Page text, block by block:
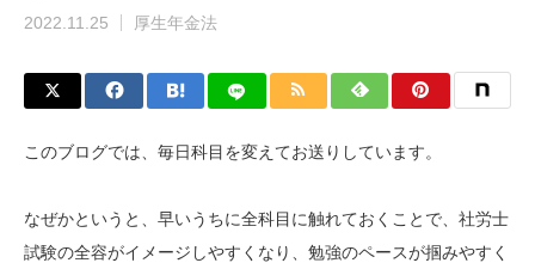
2022.11.25 厚生年金法
このブログでは、毎日科目を変えてお送りしています。
なぜかというと、早いうちに全科目に触れておくことで、社労士
試験の全容がイメージしやすくなり、勉強のペースが掴みやすく